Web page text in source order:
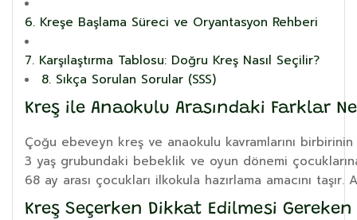
6. Kreşe Başlama Süreci ve Oryantasyon Rehberi
7. Karşılaştırma Tablosu: Doğru Kreş Nasıl Seçilir?
8. Sıkça Sorulan Sorular (SSS)
Kreş ile Anaokulu Arasındaki Farklar
Çoğu ebeveyn kreş ve anaokulu kavramlarını
3 yaş grubundaki bebeklik ve oyun dönemi
68 ay arası çocukları ilkokula hazırlama amacını
Kreş Seçerken Dikkat Edilmesi